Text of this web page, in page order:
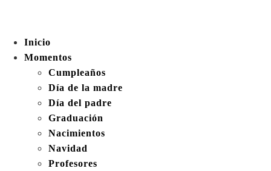
Inicio
Momentos
Cumpleaños
Día de la madre
Día del padre
Graduación
Nacimientos
Navidad
Profesores